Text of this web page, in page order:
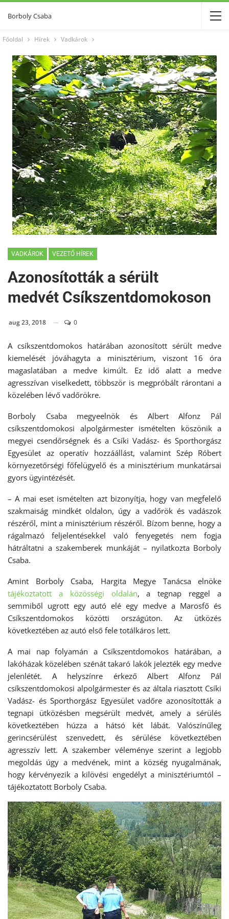
Borboly Csaba
Főoldal Hírek Vadkárok
VADKÁROK VEZETŐ HÍREK
Azonosították a sérült
medvét Csíkszentdomokoson
aug 23, 2018 0
A csíkszentdomokos határában azonosított sérült medve
kiemelését jóváhagyta a minisztérium, viszont 16 óra
magaslatában a medve kimúlt. Ez idő alatt a medve
agresszívan viselkedett, többször is megpróbált rárontani a
közelében lévő vadőrökre.
Borboly Csaba megyeelnök és Albert Alfonz Pál
csíkszentdomokosi alpolgármester ismételten köszönik a
megyei csendőrségnek és a Csíki Vadász- és Sporthorgász
Egyesület az operatív hozzáállást, valamint Szép Róbert
környezetőrségi főfelügyelő és a minisztérium munkatársai
gyors ügyintézését.
– A mai eset ismételten azt bizonyítja, hogy van megfelelő
szakmaiság mindkét oldalon, úgy a vadőrök és vadászok
részéről, mint a minisztérium részéről. Bízom benne, hogy a
rágalmazó feljelentésekkel való fenyegetés nem fogja
hátráltatni a szakemberek munkáját – nyilatkozta Borboly
Csaba.
Amint Borboly Csaba, Hargita Megye Tanácsa elnöke
tájékoztatott a közösségi oldalán, a tegnap reggel a
semmiből ugrott egy autó elé egy medve a Marosfő és
Csíkszentdomokos közötti országúton. Az ütközés
következtében az autó első fele totálkáros lett.
A mai nap folyamán a Csíkszentdomokos határában, a
lakóházak közelében szénát takaró lakók jelezték egy medve
jelenlétét. A helyszínre érkező Albert Alfonz Pál
csíkszentdomokosi alpolgármester és az általa riasztott Csíki
Vadász- és Sporthorgász Egyesület vadőre azonosították a
tegnapi ütközésben megsérült medvét, amely a sérülés
következtében húzza a hátsó két lábát. Valószínűleg
gerincsérülést szenvedett, és sérülése következtében
agresszív lett. A szakember véleménye szerint a legjobb
megoldás úgy a medvének, mint a község nyugalmának,
hogy kérvényezik a kilövési engedélyt a minisztériumtól –
tájékoztatott Borboly Csaba.